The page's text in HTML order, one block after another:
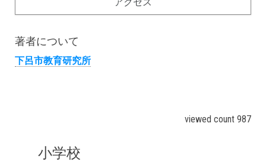
著者について
下呂市教育研究所
viewed count 987
小学校